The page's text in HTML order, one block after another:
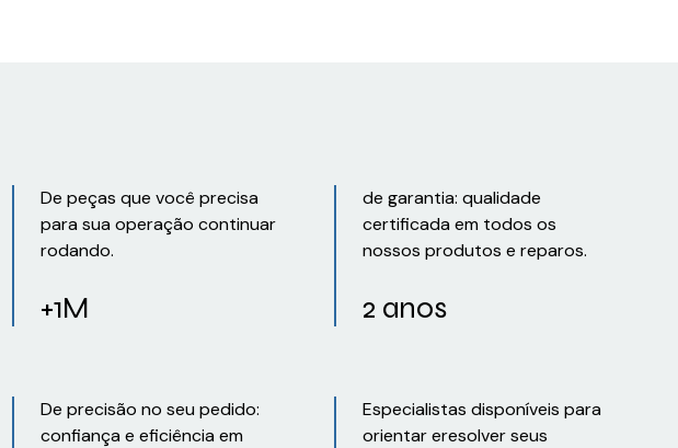
De peças que você precisa
para sua operação continuar
rodando.
+1M
de garantia: qualidade
certificada em todos os
nossos produtos e reparos.
2 anos
De precisão no seu pedido:
confiança e eficiência em
Especialistas disponíveis para
orientar eresolver seus